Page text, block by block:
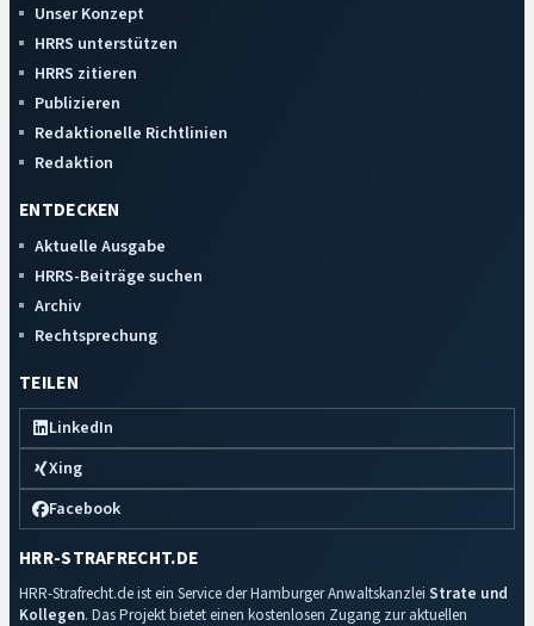
Unser Konzept
HRRS unterstützen
HRRS zitieren
Publizieren
Redaktionelle Richtlinien
Redaktion
ENTDECKEN
Aktuelle Ausgabe
HRRS-Beiträge suchen
Archiv
Rechtsprechung
TEILEN
LinkedIn
Xing
Facebook
HRR-STRAFRECHT.DE
HRR-Strafrecht.de ist ein Service der Hamburger Anwaltskanzlei Strate und
Kollegen. Das Projekt bietet einen kostenlosen Zugang zur aktuellen